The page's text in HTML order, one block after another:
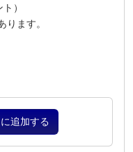
）
ます。
追加する